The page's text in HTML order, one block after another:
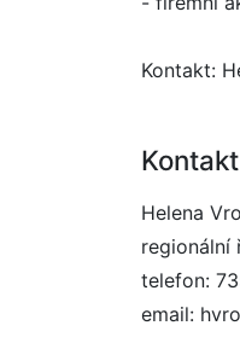
Kontakt:
Helena
regionální
telefon:
email: